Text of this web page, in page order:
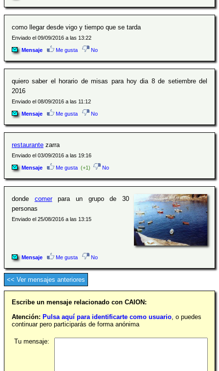
como llegar desde vigo y tiempo que se tarda
Enviado el 09/09/2016 a las 13:22
Mensaje Me gusta No
quiero saber el horario de misas para hoy dia 8 de setiembre del
2016
Enviado el 08/09/2016 a las 11:12
Mensaje Me gusta No
restaurante zarra
Enviado el 03/09/2016 a las 19:16
Mensaje Me gusta (+1) No
donde comerpara un grupo de 30
personas
Enviado el 25/08/2016 a las 13:15
Mensaje Me gusta No
<< Ver mensajes anteriores
Escribe un mensaje relacionado con CAION:
Atención: Pulsa aquí para identificarte como usuario , o puedes
continuar pero participarás de forma anónima
Tu mensaje: